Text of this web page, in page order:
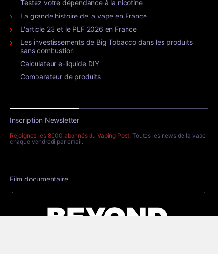
Testez votre dépendance à la nicotine
La grande histoire de la vape en France
L'article 23 et le PLF 2026 en France
Les investissements de Big Tobacco dans les produits
sans combustion
Calculateur e-liquide DIY
Comparateur de produits
Inscription Newsletter
Rejoignez les 8000 abonnés du Vaping Post. Toutes les news de la vape
chaque vendredi par email.
Film documentaire